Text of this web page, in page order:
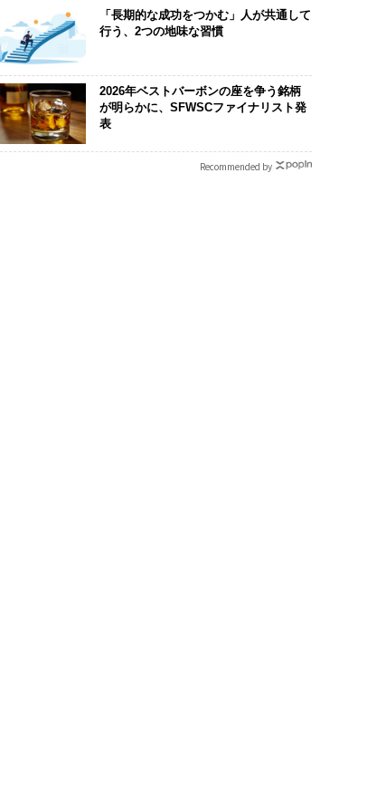
「長期的な成功をつかむ」人が共通して
行う、2つの地味な習慣
2026年ベストバーボンの座を争う銘柄
が明らかに、SFWSCファイナリスト発
表
Recommended by